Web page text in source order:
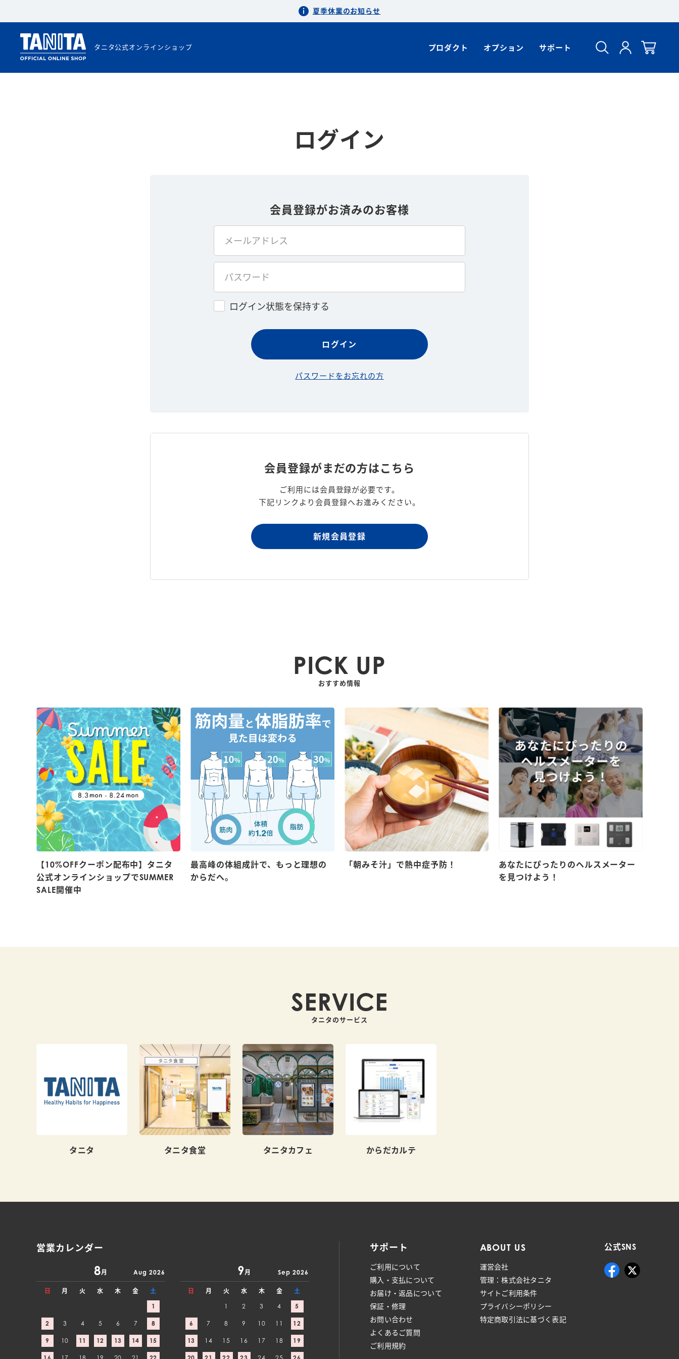
夏季休業のお知らせ
タニタ公式オンラインショップ プロダクト オプション サポート
ログイン
会員登録がお済みのお客様
ログイン状態を保持する
パスワードをお忘れの方
会員登録がまだの方はこちら
ご利用には会員登録が必要です。
下記リンクより会員登録へお進みください。
新規会員登録
PICK UP
おすすめ情報
【10%OFFクーポン配布中】タニタ
公式オンラインショップでSUMMER
SALE開催中
最高峰の体組成計で、もっと理想の
からだへ。
「朝みそ汁」で熱中症予防！
あなたにぴったりのヘルスメーター
を見つけよう！
SERVICE
タニタのサービス
タニタ タニタ食堂 タニタカフェ からだカルテ
営業カレンダー
8月 Aug 2026
日 月 火 水 木 金
土
1
2 3 4 5 6 7 8
9 10 11 12 13 14 15
9月 Sep 2026
日 月 火 水 木 金
土
1
2 3 4 5
6 7 8 9 10 11 12
13 14 15 16 17 18 19
サポート
ご利用について
購入・支払について
お届け・返品について
保証・修理
お問い合わせ
よくあるご質問
ご利用規約
ABOUT US
運営会社
管理：株式会社タニタ
サイトご利用条件
プライバシーポリシー
特定商取引法に基づく表記
公式SNS